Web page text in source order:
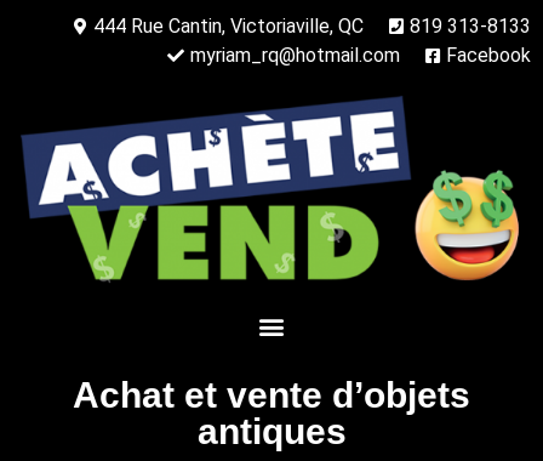
444 Rue Cantin, Victoriaville, QC
819 313-8133
myriam_rq@hotmail.com
Facebook
Achat et vente d’objets
antiques